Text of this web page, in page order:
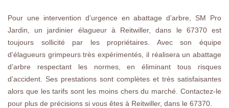
Pour une intervention d’urgence en abattage d’arbre, SM Pro
Jardin, un jardinier élagueur à Reitwiller, dans le 67370 est
toujours sollicité par les propriétaires. Avec son équipe
d’élagueurs grimpeurs très expérimentés, il réalisera un abattage
d’arbre respectant les normes, en éliminant tous risques
d’accident. Ses prestations sont complètes et très satisfaisantes
alors que les tarifs sont les moins chers du marché. Contactez-le
pour plus de précisions si vous êtes à Reitwiller, dans le 67370.